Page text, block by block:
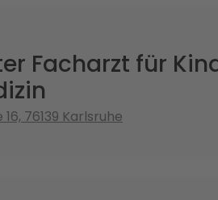
Facharzt für
76139 Karlsruhe